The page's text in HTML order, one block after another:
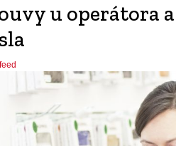
u operátora